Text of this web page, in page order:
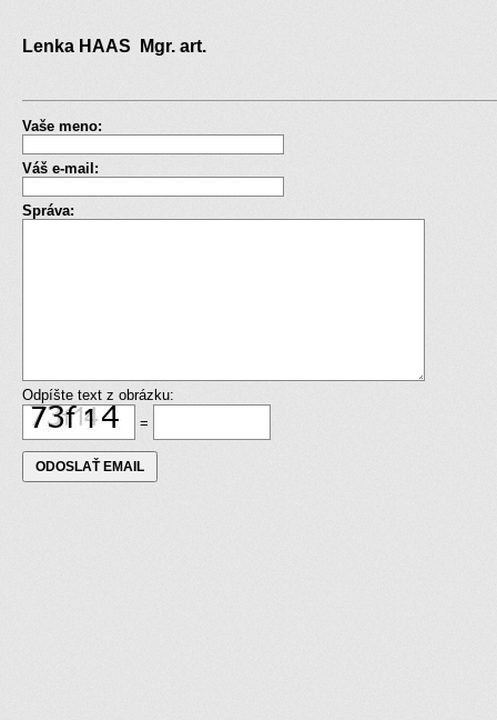
Lenka HAAS Mgr. art.
Vaše meno:
Váš e-mail:
Správa:
Odpíšte text z obrázku:
=